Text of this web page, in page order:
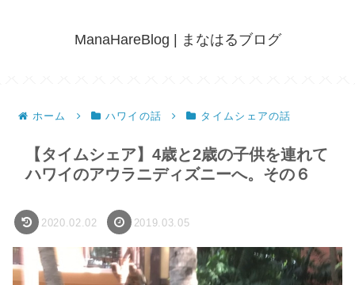
ManaHareBlog | まなはるブログ
ホーム ハワイの話 タイムシェアの話
【タイムシェア】4歳と2歳の子供を連れて
ハワイのアウラニディズニーへ。その６
2020.02.02 2019.03.05